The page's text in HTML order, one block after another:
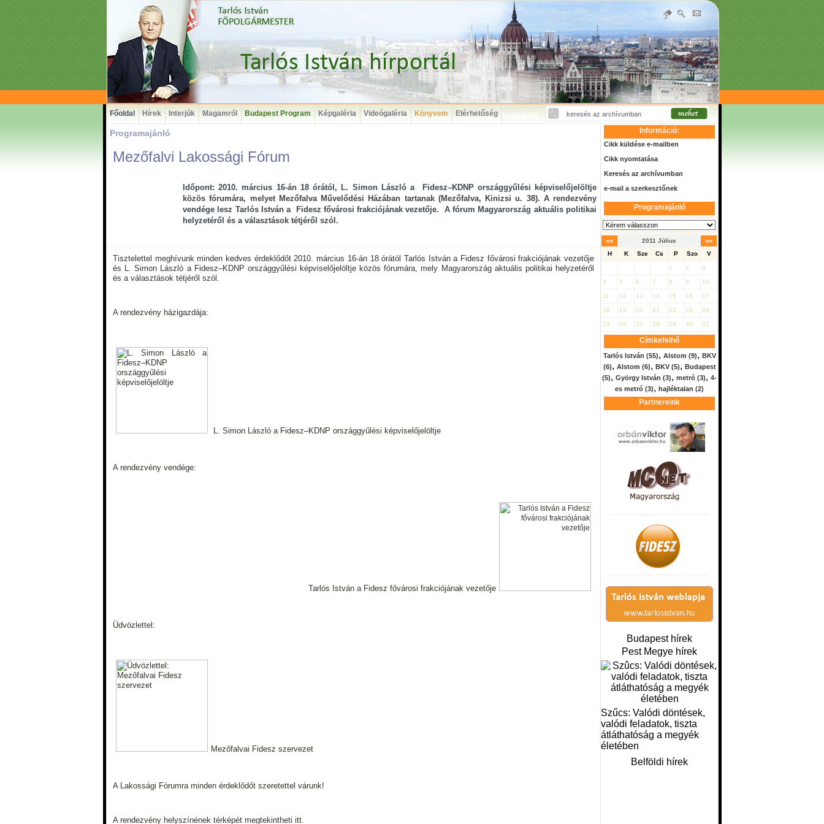
Főoldal Hírek Interjúk Magamról Budapest Program Képgaléria Videógaléria Linkajánló
Könyvem Elérhetőség
Programajánló
Mezőfalvi Lakossági Fórum
Időpont: 2010. március 16-án 18 órától, L. Simon László a Fidesz–KDNP országgyűlési képviselőjelöltje
közös fórumára, melyet Mezőfalva Művelődési Házában tartanak (Mezőfalva, Kinizsi u. 38). A rendezvény
vendége lesz Tarlós István a Fidesz fővárosi frakciójának vezetője. A fórum Magyarország aktuális politikai
helyzetéről és a választások tétjéről szól.
Tisztelettel meghívunk minden kedves érdeklődőt 2010. március 16-án 18 órától Tarlós István a Fidesz fővárosi frakciójának vezetője
és L. Simon László a Fidesz–KDNP országgyűlési képviselőjelöltje közös fórumára, mely Magyarország aktuális politikai helyzetéről
és a választások tétjéről szól.
A rendezvény házigazdája:
L. Simon László a Fidesz–KDNP országgyűlési képviselőjelöltje
A rendezvény vendége:
Tarlós István a Fidesz fővárosi frakciójának vezetője
Üdvözlettel:
Mezőfalvai Fidesz szervezet
A Lakossági Fórumra minden érdeklődőt szeretettel várunk!
A rendezvény helyszínének térképét megtekintheti itt.
Információ:
Cikk küldése e-mailben
Cikk nyomtatása
Keresés az archívumban
e-mail a szerkesztőnek
Programajánló
<< 2011 Július >>
H K Sze Cs P Szo V
1 2 3
4 5 6 7 8 9 10
11 12 13 14 15 16 17
18 19 20 21 22 23 24
25 26 27 28 29 30 31
Címkefelhő
Tarlós István (55), Alstom (9), BKV
(6), Alstom (6), BKV (5), Budapest
(5), György István (3), metró (3), 4-
es metró (3), hajléktalan (2)
Partnereink
Budapest hírek
Pest Megye hírek
Szűcs: Valódi döntések,
valódi feladatok, tiszta
átláthatóság a megyék
életében
Belföldi hírek